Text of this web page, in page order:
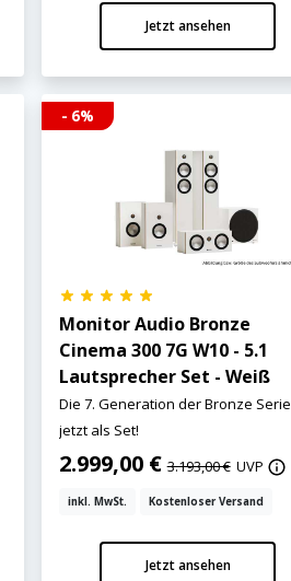
Jetzt ansehen
- 6%
Monitor Audio Bronze
Cinema 300 7G W10 - 5.1
Lautsprecher Set - Weiß
Die 7. Generation der Bronze Serie
jetzt als Set!
2.999,00 €3.193,00 € UVP
inkl. MwSt. Kostenloser Versand
Jetzt ansehen